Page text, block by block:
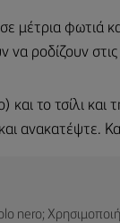
μέτρια φωτιά
να ροδίζουν
το τσίλι και
ανακατέψτε.
nero;